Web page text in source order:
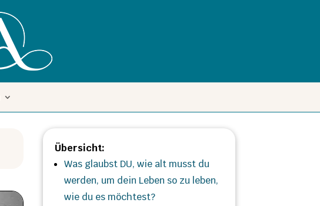
Übersicht:
Was glaubst DU, wie alt musst du
werden, um dein Leben so zu leben,
wie du es möchtest?